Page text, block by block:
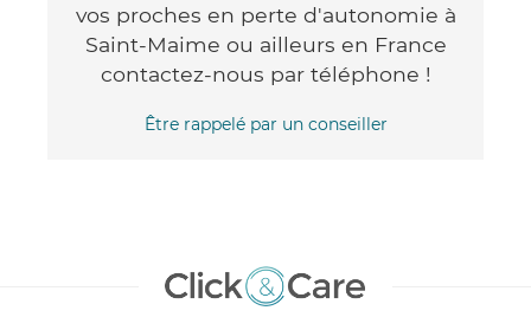
vos proches en perte d'autonomie à
Saint-Maime ou ailleurs en France
contactez-nous par téléphone !
Être rappelé par un conseiller